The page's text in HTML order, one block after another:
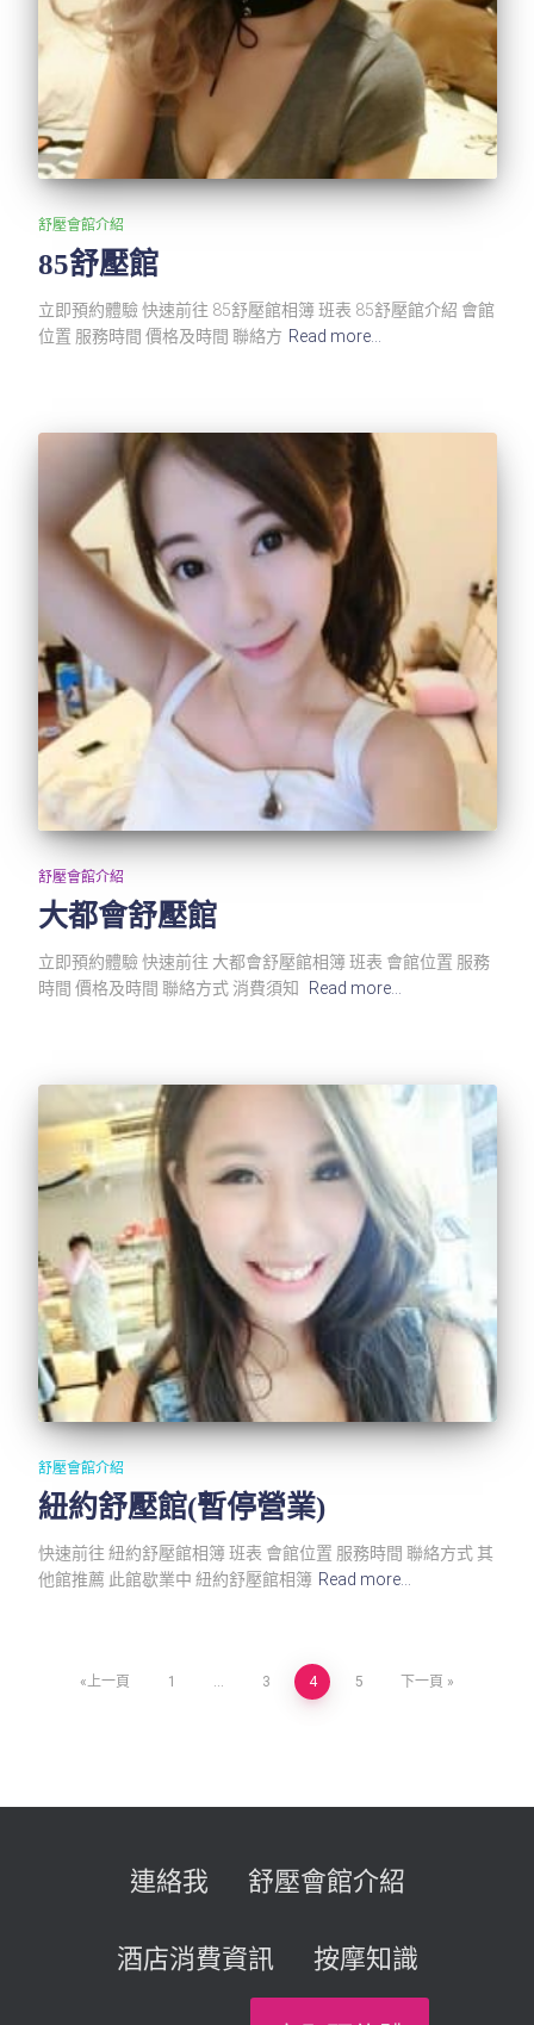
舒壓會館介紹
85舒壓館
立即預約體驗 快速前往 85舒壓館相簿 班表 85舒壓館介紹 會館
位置 服務時間 價格及時間 聯絡方 Read more…
舒壓會館介紹
大都會舒壓館
立即預約體驗 快速前往 大都會舒壓館相簿 班表 會館位置 服務
時間 價格及時間 聯絡方式 消費須知
Read more…
舒壓會館介紹
紐約舒壓館(暫停營業)
快速前往 紐約舒壓館相簿 班表 會館位置 服務時間 聯絡方式 其
他館推薦 此館歇業中 紐約舒壓館相簿 Read more…
導
上一頁 1 ... 3 4 5 下一頁
連絡我 舒壓會館介紹
酒店消費資訊 按摩知識